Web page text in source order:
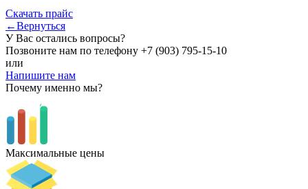
Скачать прайс
←Вернуться
У Вас остались вопросы?
Позвоните нам по телефону +7 (903) 795-15-10
или
Напишите нам
Почему именно мы?
Максимальные цены